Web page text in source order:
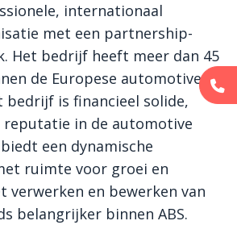
internationaal
met een partnership-
Het bedrijf heeft meer dan 45
de Europese automotive
is financieel solide,
reputatie in de automotive
een dynamische
ruimte voor groei en
verwerken en bewerken van
belangrijker binnen ABS.